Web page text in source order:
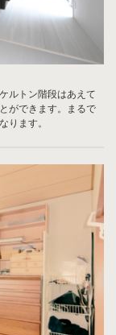
ルトン階段はあえて
ができます。まるで
ります。